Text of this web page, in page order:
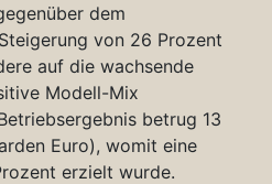
dem
von 26 Prozent
auf die wachsende
Modell-Mix
betrug 13
Euro), womit eine
erzielt wurde.